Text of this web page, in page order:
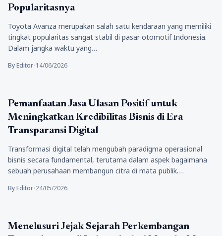
Popularitasnya
Toyota Avanza merupakan salah satu kendaraan yang memiliki
tingkat popularitas sangat stabil di pasar otomotif Indonesia.
Dalam jangka waktu yang…
By Editor•14/06/2026
Teknologi
Pemanfaatan Jasa Ulasan Positif untuk
Meningkatkan Kredibilitas Bisnis di Era
Transparansi Digital
Transformasi digital telah mengubah paradigma operasional
bisnis secara fundamental, terutama dalam aspek bagaimana
sebuah perusahaan membangun citra di mata publik.…
By Editor•24/05/2026
Teknologi
Menelusuri Jejak Sejarah Perkembangan